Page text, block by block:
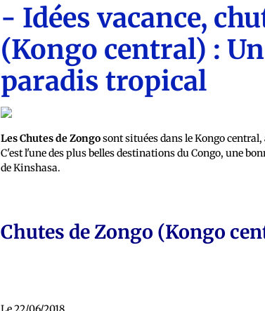
- Idées vacance,
(Kongo central) :
paradis tropical
Les Chutes de Zongosont situées dans le Kongo
C'est l'une des plus belles destinations du Congo, une
de Kinshasa.
Chutes de Zongo (Kongo